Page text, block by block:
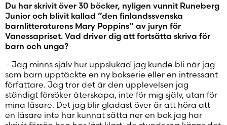
Du har skrivit över 30 böcker, nyligen vunnit Runeberg
Junior och blivit kallad ”den finlandssvenska
barnlitteraturens Mary Poppins” av juryn för
Vanessapriset. Vad driver dig att fortsätta skriva för
barn och unga?
– Jag minns själv hur uppslukad jag kunde bli när jag
som barn upptäckte en ny bokserie eller en intressant
författare. Jag tror det är den upplevelsen jag
ständigt försöker återskapa, inte för mig själv, utan för
mina läsare. Det jag blir gladast över är att höra att
en läsare inte har kunnat sätta ner en bok jag har